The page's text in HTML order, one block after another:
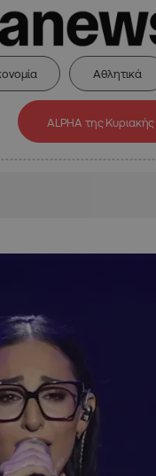
Αθλητικά
ALPHA της Κυριακής